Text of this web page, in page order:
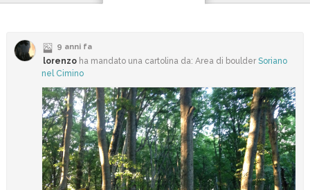
9 anni fa
lorenzo ha mandato una cartolina da: Area di boulder Soriano
nel Cimino